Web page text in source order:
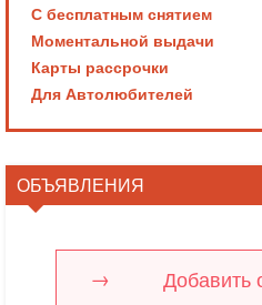
С бесплатным снятием
Моментальной выдачи
Карты рассрочки
Для Автолюбителей
ОБЪЯВЛЕНИЯ
Добавить